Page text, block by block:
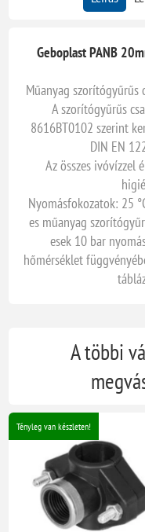
Geboplast PANB
Műanyag szorítógyűrűs
A szorítógyűrűs
8616BT0102 szerint
DIN EN
Az összes ivóvízzel
Nyomásfokozatok: 25
es műanyag
esek 10 bar
hőmérséklet
A többi
Tényleg van készleten!